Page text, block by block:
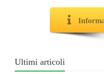
Ultimi articoli